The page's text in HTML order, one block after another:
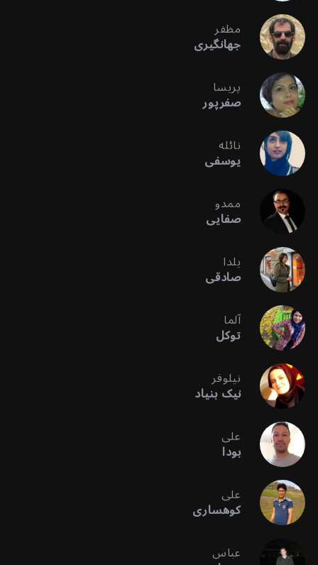
مظفر
جهانگیری
پریسا
صفرپور
نائله
یوسفی
ممدو
صفایی
یلدا
صادقی
آلما
توکل
نیلوفر
نیک بنیاد
علی
بودا
علی
کوهساری
عباس